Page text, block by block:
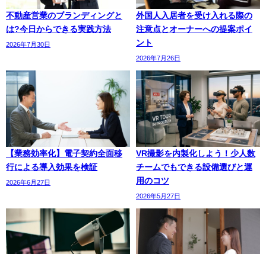
不動産営業のブランディングと
は?今日からできる実践方法
2026年7月30日
外国人入居者を受け入れる際の
注意点とオーナーへの提案ポイ
ント
2026年7月26日
【業務効率化】電子契約全面移
行による導入効果を検証
2026年6月27日
VR撮影を内製化しよう！少人数
チームでもできる設備選びと運
用のコツ
2026年5月27日